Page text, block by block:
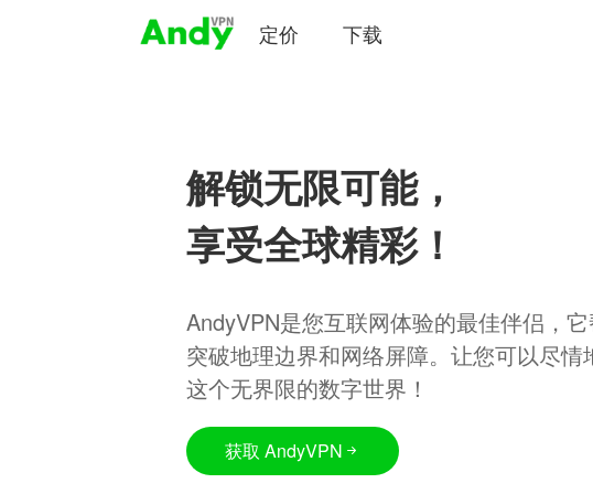
定价 下载
解锁无限可能，
享受全球精彩！
AndyVPN是您互联网体验的最佳伴侣，
突破地理边界和网络屏障。让您可以尽情
这个无界限的数字世界！
获取 AndyVPN